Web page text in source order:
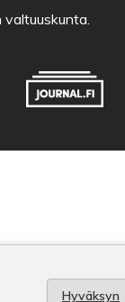
Hyväksyn
valtuuskunta.